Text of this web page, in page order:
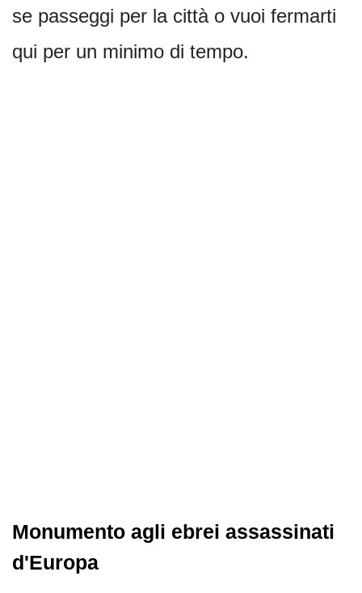
se passeggi per la città o vuoi fermarti
qui per un minimo di tempo.
Monumento agli ebrei assassinati
d'Europa